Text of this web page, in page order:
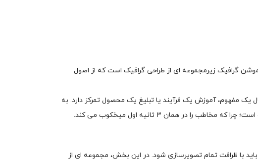
موشن گرافیک زیرمجموعه ای از طراحی گرافیک است که از اصول
یک مفهوم، آموزش یک فرآیند یا تبلیغ یک محصول تمرکز دارد. به
همان ۳ ثانیه اول میخکوب می کند.
با ظرافت تمام تصویرسازی شود. در این بخش، مجموعه ای از